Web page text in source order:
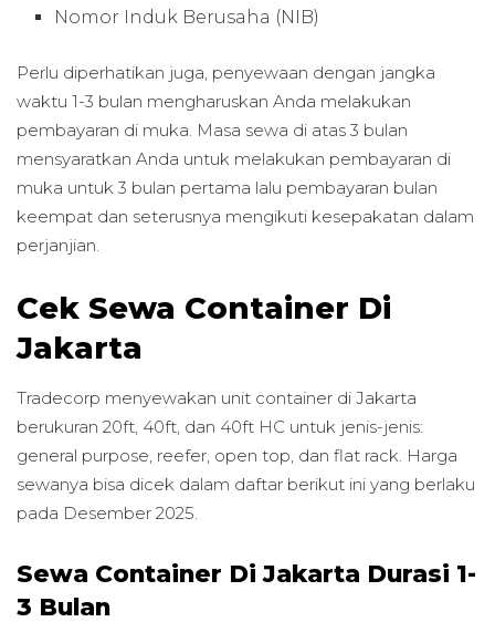
Nomor Induk Berusaha (NIB)
Perlu diperhatikan juga, penyewaan dengan jangka
waktu 1-3 bulan mengharuskan Anda melakukan
pembayaran di muka. Masa sewa di atas 3 bulan
mensyaratkan Anda untuk melakukan pembayaran di
muka untuk 3 bulan pertama lalu pembayaran bulan
keempat dan seterusnya mengikuti kesepakatan dalam
perjanjian.
Cek Sewa Container Di
Jakarta
Tradecorp menyewakan unit container di Jakarta
berukuran 20ft, 40ft, dan 40ft HC untuk jenis-jenis:
general purpose, reefer, open top, dan flat rack. Harga
sewanya bisa dicek dalam daftar berikut ini yang berlaku
pada Desember 2025.
Sewa Container Di Jakarta Durasi 1-
3 Bulan